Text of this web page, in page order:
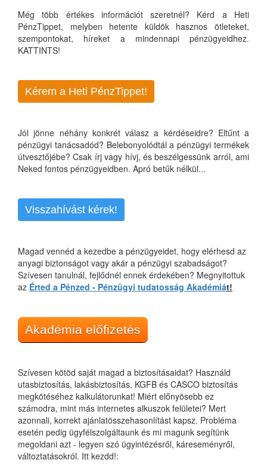
Még több értékes információt szeretnél? Kérd a Heti
PénzTippet, melyben hetente küldök hasznos ötleteket,
szempontokat, híreket a mindennapi pénzügyeidhez.
KATTINTS!
Kérem a Heti PénzTippet!
Jól jönne néhány konkrét válasz a kérdéseidre? Eltűnt a
pénzügyi tanácsadód? Belebonyolódtál a pénzügyi termékek
útvesztőjébe? Csak írj vagy hívj, és beszélgessünk arról, ami
Neked fontos pénzügyeidben. Apró betűk nélkül...
Visszahívást kérek!
Magad vennéd a kezedbe a pénzügyeidet, hogy elérhesd az
anyagi biztonságot vagy akár a pénzügyi szabadságot?
Szívesen tanulnál, fejlődnél ennek érdekében? Megnyitottuk
az Érted a Pénzed - Pénzügyi tudatosság Akadémiát!
Akadémia előfizetés
Szívesen kötöd saját magad a biztosításaidat? Használd
utasbiztosítás, lakásbiztosítás, KGFB és CASCO biztosítás
megkötéséhez kalkulátorunkat! Miért előnyösebb ez
számodra, mint más internetes alkuszok felületei? Mert
azonnali, korrekt ajánlatösszehasonlítást kapsz. Probléma
esetén pedig ügyfélszolgáltaunk és mi magunk segítünk
megoldani azt - legyen szó ügyintézésről, káreseményről,
változtatásokról. Itt kezdd!: